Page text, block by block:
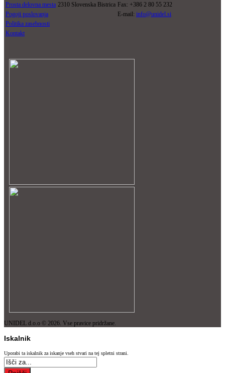
Prosta delovna mesta 2310 Slovenska Bistrica Fax: +386 2 80 55 232
Pogoji poslovanja
E-mail: info@unidel.si
Politika zasebnosti
Kontakt
UNIDEL d.o.o © 2026. Vse pravice pridržane.
Iskalnik
Uporabi ta iskalnik za iskanje vseh stvari na tej spletni strani.